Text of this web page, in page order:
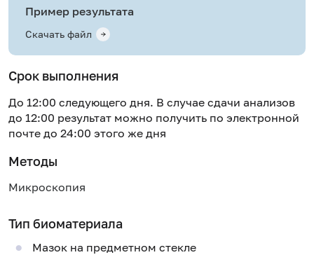
Пример результата
Скачать файл
Срок выполнения
До 12:00 следующего дня. В случае сдачи анализов
до 12:00 результат можно получить по электронной
почте до 24:00 этого же дня
Методы
Микроскопия
Тип биоматериала
Мазок на предметном стекле